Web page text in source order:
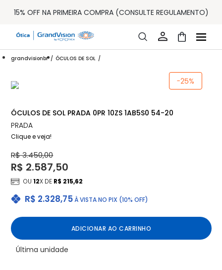
15% OFF NA PRIMEIRA COMPRA (CONSULTE REGULAMENTO)
LOJA ONLINE DE LENTES DE CONTATO E ÓCULOS
10% OFF PAGAMENTO
15% OFF NA PRIMEIRA COMPRA (CONSULTE REGULAMENTO)
grandvisionbr ÓCULOS DE SOL
-25%
ÓCULOS DE SOL PRADA 0PR 10ZS 1AB5S0 54-20
PRADA
Clique e veja!
R$ 2.328,75À VISTA NO PIX (10% OFF)
R$ 3.450,00
R$ 2.587,50
OU12X DE R$ 215,62
ADICIONAR AO CARRINHO
Última unidade